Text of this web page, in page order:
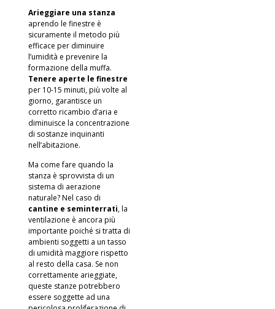
Arieggiare una stanza
aprendo le finestre è
sicuramente il metodo più
efficace per diminuire
l’umidità e prevenire la
formazione della muffa.
Tenere aperte le finestre
per 10-15 minuti, più volte al
giorno, garantisce un
corretto ricambio d’aria e
diminuisce la concentrazione
di sostanze inquinanti
nell’abitazione.
Ma come fare quando la
stanza è sprovvista di un
sistema di aerazione
naturale? Nel caso di
cantine e seminterrati, la
ventilazione è ancora più
importante poiché si tratta di
ambienti soggetti a un tasso
di umidità maggiore rispetto
al resto della casa. Se non
correttamente arieggiate,
queste stanze potrebbero
essere soggette ad una